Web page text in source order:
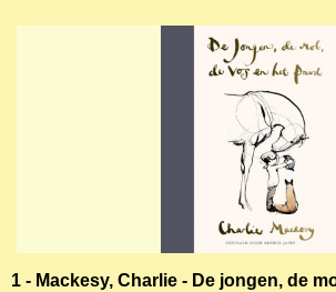
1 - Mackesy, Charlie - De jongen, de